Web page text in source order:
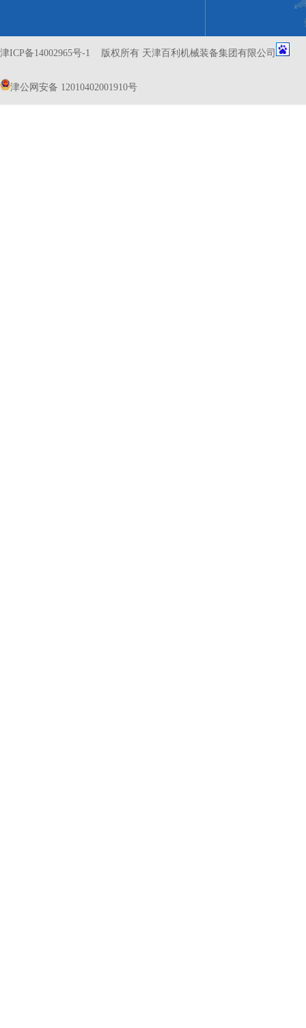
津ICP备14002965号-1 版权所有 天津百利机械装备集团有限公司
津公网安备 12010402001910号